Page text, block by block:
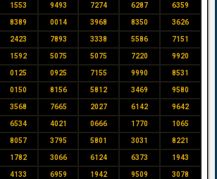
1553 9493 7274 6287 6359
8389 0014 3968 8350 3626
2423 7893 3338 5586 7151
1592 5075 5075 7220 9920
0125 0925 7155 9990 8531
0150 8156 5812 3469 9580
3568 7665 2027 6142 9642
6534 4021 0666 1770 1065
8057 3795 5801 3031 8221
1782 3066 6124 6373 1943
4133 6959 1942 9509 3078